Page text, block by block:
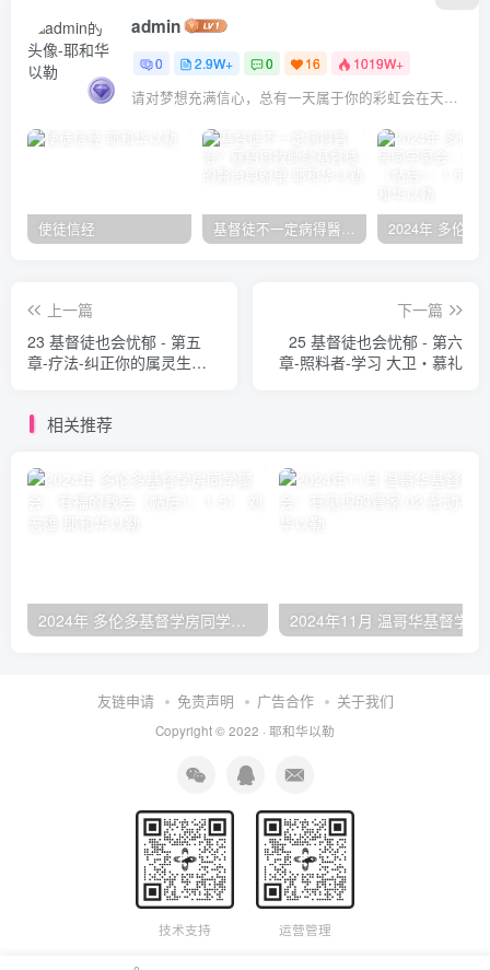
admin
0 2.9W+ 0 16 1019W+
请对梦想充满信心，总有一天属于你的彩虹会在天空微笑
使徒信经 基督徒不一定病得醫治？寇紹恩牧師談基督徒的醫治與盼望
上一篇
23 基督徒也会忧郁 - 第五
章-疗法-纠正你的属灵生活
下一篇
25 基督徒也会忧郁 - 第六
章-照料者-学习 大卫‧慕礼
相关推荐
2024年 多伦多基督学房同学聚会：有福的教会（帖后1：1-5） 刘志雄
友链申请 免责声明 广告合作 关于我们
Copyright © 2022 · 耶和华以勒
技术支持 运营管理